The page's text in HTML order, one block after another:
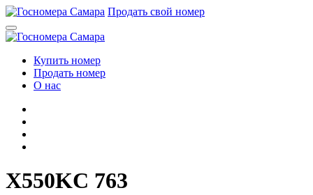
Перейти
к
содержимому
Продать свой номер
Купить номер
Продать номер
О нас
X550KC 763